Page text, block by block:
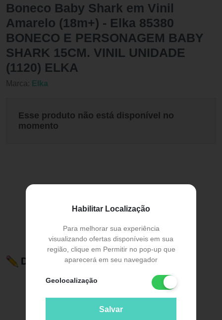
Habilitar Localização
Para melhorar sua experiência
visualizando ofertas disponíveis em sua
região, clique em Permitir no pop-up que
aparecerá em seu navegador
Geolocalização
Salvar
Boneco Baby Shark em Vinil
Amarelo (18m+) - Elka 85380
BONECO E PERSONAGEM BABY
SHARK 15CM. VINIL UNIDADE
(1120) ELKA
Marca: Elka
Esse produto não está disponível no
momento
Descrição do Produto